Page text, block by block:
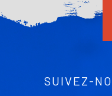
SUIVEZ-